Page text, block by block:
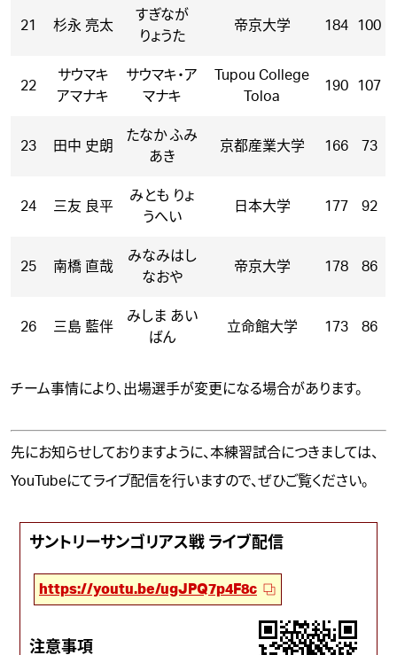
21 杉永 亮太
すぎなが
りょうた
帝京大学 184 100
22
サウマキ
アマナキ
サウマキ・ア
マナキ
Tupou College
Toloa
190 107
23 田中 史朗
たなか ふみ
あき
京都産業大学 166 73
24 三友 良平
みとも りょ
うへい
日本大学 177 92
25 南橋 直哉
みなみはし
なおや
帝京大学 178 86
26 三島 藍伴
みしま あい
ばん
立命館大学 173 86
チーム事情により、出場選手が変更になる場合があります。
先にお知らせしておりますように、本練習試合につきましては、
YouTubeにてライブ配信を行いますので、ぜひご覧ください。
サントリーサンゴリアス戦 ライブ配信
https://youtu.be/ugJPQ7p4F8c
注意事項